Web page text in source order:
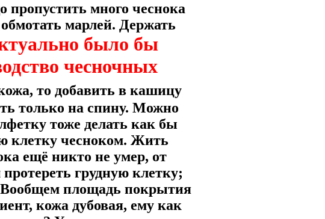
много чеснока
марлей. Держать
было бы
чесночных
то добавить в кашицу
только на спину. Можно
тоже делать как бы
клетку чесноком. Жить
ещё никто не умер, от
грудную клетку;
Вообщем площадь покрытия
кожа дубовая, ему как